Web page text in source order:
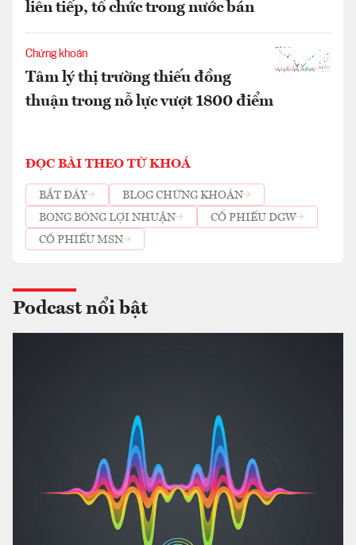
liên tiếp, tổ chức trong nước bán
Chứng khoán
Tâm lý thị trường thiếu đồng
thuận trong nỗ lực vượt 1800 điểm
ĐỌC BÀI THEO TỪ KHOÁ
BẮT ĐÁY
BLOG CHỨNG KHOÁN
BONG BÓNG LỢI NHUẬN
CỔ PHIẾU DGW
CỔ PHIẾU MSN
Podcast nổi bật